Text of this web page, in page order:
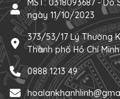
MST: 0318093687 - Do
ngày 11/10/2023
373/53/17 Lý Thường
Thành phố Hồ Chí Minh
0888 1213 49